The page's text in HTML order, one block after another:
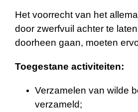
Het voorrecht van het
door zwerfvuil achter te
doorheen gaan, moeten
Toegestane activiteiten:
Verzamelen van wilde
verzameld;